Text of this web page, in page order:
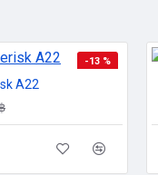
-13 %
A22